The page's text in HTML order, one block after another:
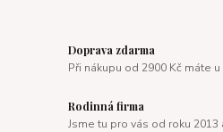
Doprava zdarma
Při nákupu od 2900 Kč máte
Rodinná firma
Jsme tu pro vás od roku